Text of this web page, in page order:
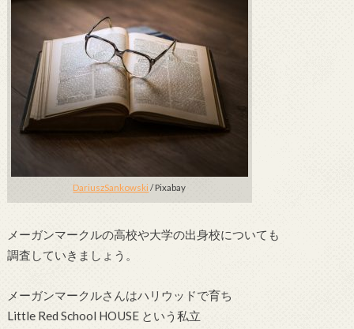
DariuszSankowski / Pixabay
メーガンマークルの高校や大学の出身校についても
調査していきましょう。
メーガンマークルさんはハリウッドで育ち
Little Red School HOUSE という私立